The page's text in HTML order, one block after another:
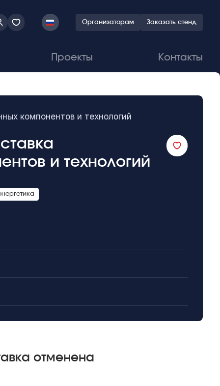
Организаторам Заказать стенд
Проекты Контакты
компонентов и технологий
и технологий
отменена